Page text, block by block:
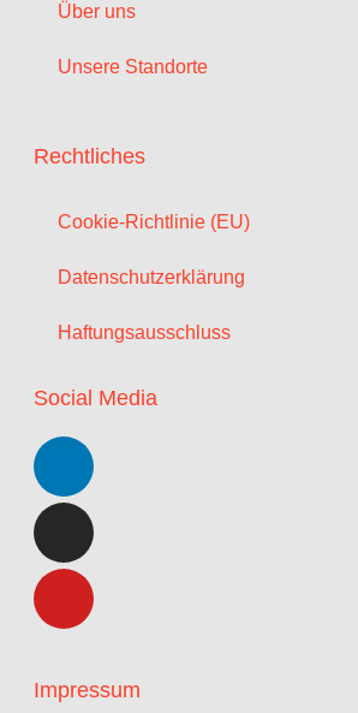
Über uns
Unsere Standorte
Rechtliches
Cookie-Richtlinie (EU)
Datenschutzerklärung
Haftungsausschluss
Social Media
Impressum